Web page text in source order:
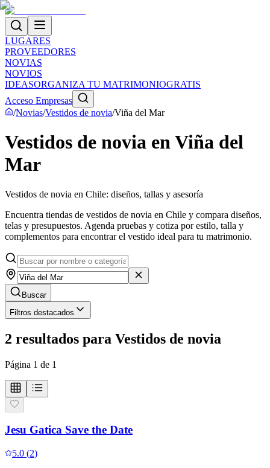
LUGARES
PROVEEDORES
NOVIAS
NOVIOS
IDEASORGANIZA TU MATRIMONIOGRATIS
Acceso Empresas
/Novias/Vestidos de novia/Viña del Mar
Vestidos de novia en Viña del
Mar
Vestidos de novia en Chile: diseños, tallas y asesoría
Encuentra tiendas de vestidos de novia en Chile y compara diseños,
telas y presupuestos. Agenda pruebas y cotiza por estilo, talla y
complementos para encontrar el vestido ideal para tu matrimonio.
Buscar
Filtros destacados
2 resultados para Vestidos de novia
Página 1 de 1
Jesu Gatica Save the Date
5.0 (2)